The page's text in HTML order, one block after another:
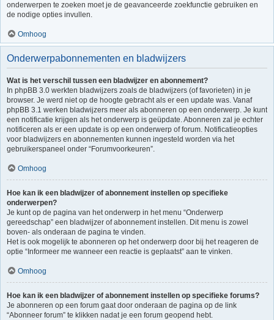
onderwerpen te zoeken moet je de geavanceerde zoekfunctie gebruiken en
de nodige opties invullen.
Omhoog
Onderwerpabonnementen en bladwijzers
Wat is het verschil tussen een bladwijzer en abonnement?
In phpBB 3.0 werkten bladwijzers zoals de bladwijzers (of favorieten) in je
browser. Je werd niet op de hoogte gebracht als er een update was. Vanaf
phpBB 3.1 werken bladwijzers meer als abonneren op een onderwerp. Je kunt
een notificatie krijgen als het onderwerp is geüpdate. Abonneren zal je echter
notificeren als er een update is op een onderwerp of forum. Notificatieopties
voor bladwijzers en abonnementen kunnen ingesteld worden via het
gebruikerspaneel onder “Forumvoorkeuren”.
Omhoog
Hoe kan ik een bladwijzer of abonnement instellen op specifieke
onderwerpen?
Je kunt op de pagina van het onderwerp in het menu “Onderwerp
gereedschap” een bladwijzer of abonnement instellen. Dit menu is zowel
boven- als onderaan de pagina te vinden.
Het is ook mogelijk te abonneren op het onderwerp door bij het reageren de
optie “Informeer me wanneer een reactie is geplaatst” aan te vinken.
Omhoog
Hoe kan ik een bladwijzer of abonnement instellen op specifieke forums?
Je abonneren op een forum gaat door onderaan de pagina op de link
“Abonneer forum” te klikken nadat je een forum geopend hebt.